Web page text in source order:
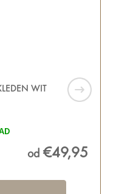
WIT
od €49,95